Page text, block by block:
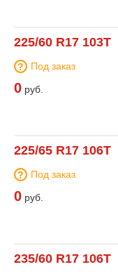
225/60 R17 103T
Под заказ
0 руб.
225/65 R17 106T
Под заказ
0 руб.
235/60 R17 106T